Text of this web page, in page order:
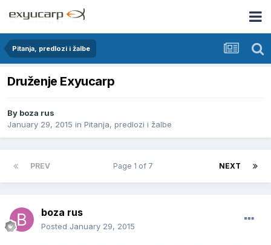
Pitanja, predlozi i žalbe
Druženje Exyucarp
By boza rus
January 29, 2015 in Pitanja, predlozi i žalbe
PREV NEXT
Page 1 of 7
boza rus
Posted January 29, 2015